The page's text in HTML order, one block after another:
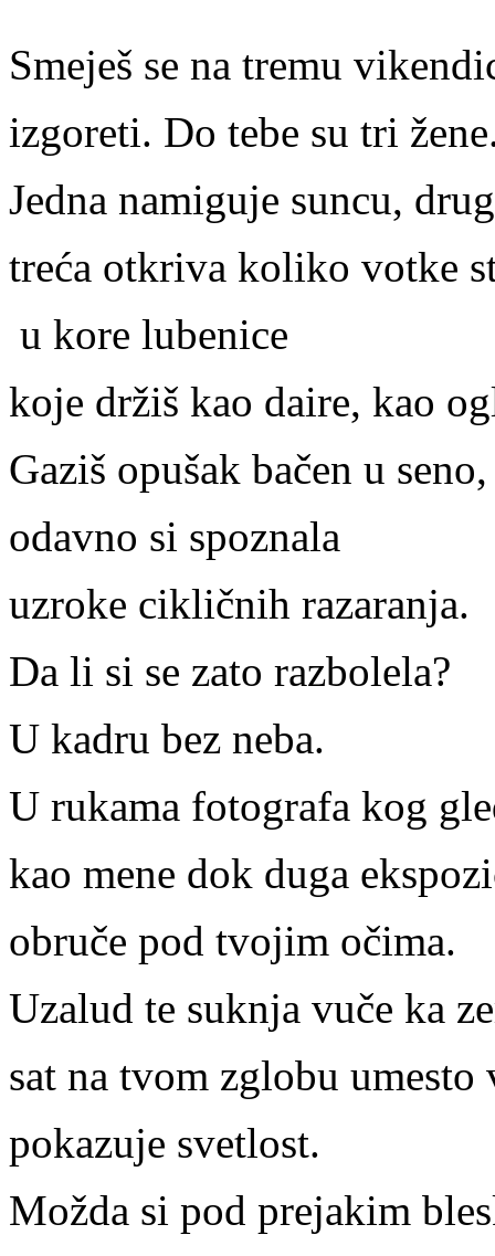
Smeješ se na tremu
izgoreti. Do tebe su tri
Jedna namiguje suncu,
treća otkriva koliko votke
u kore lubenice
koje držiš kao daire, kao
Gaziš opušak bačen u
odavno si spoznala
uzroke cikličnih razaranja.
Da li si se zato razbolela?
U kadru bez neba.
U rukama fotografa kog
kao mene dok duga
obruče pod tvojim očima.
Uzalud te suknja vuče ka
sat na tvom zglobu umesto
pokazuje svetlost.
Možda si pod prejakim